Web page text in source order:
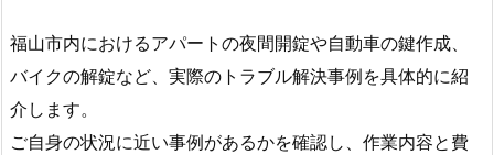
0
7)
ダ
イ
福山市内におけるアパートの夜間開錠や自動車の鍵作成、
バイクの解錠など、実際のトラブル解決事例を具体的に紹
介します。
ご自身の状況に近い事例があるかを確認し、作業内容と費